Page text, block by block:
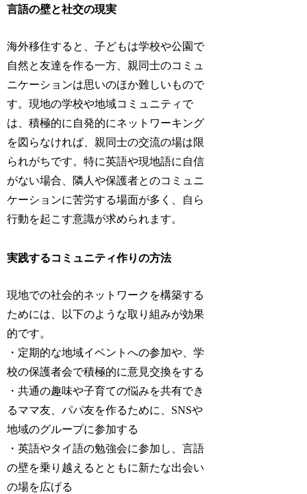
言語の壁と社交の現実
海外移住すると、子どもは学校や公園で
自然と友達を作る一方、親同士のコミュ
ニケーションは思いのほか難しいもので
す。現地の学校や地域コミュニティで
は、積極的に自発的にネットワーキング
を図らなければ、親同士の交流の場は限
られがちです。特に英語や現地語に自信
がない場合、隣人や保護者とのコミュニ
ケーションに苦労する場面が多く、自ら
行動を起こす意識が求められます。
実践するコミュニティ作りの方法
現地での社会的ネットワークを構築する
ためには、以下のような取り組みが効果
的です。
・定期的な地域イベントへの参加や、学
校の保護者会で積極的に意見交換をする
・共通の趣味や子育ての悩みを共有でき
るママ友、パパ友を作るために、SNSや
地域のグループに参加する
・英語やタイ語の勉強会に参加し、言語
の壁を乗り越えるとともに新たな出会い
の場を広げる